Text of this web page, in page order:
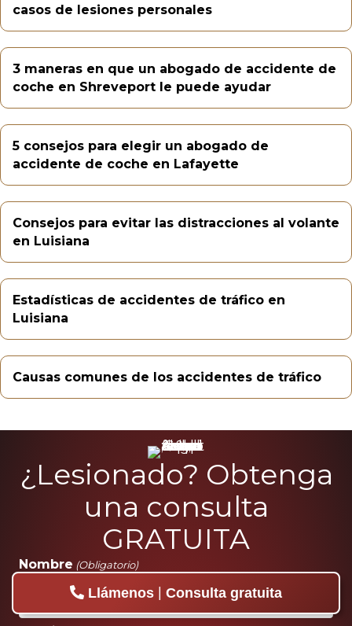
casos de lesiones personales
3 maneras en que un abogado de accidente de
coche en Shreveport le puede ayudar
5 consejos para elegir un abogado de
accidente de coche en Lafayette
Consejos para evitar las distracciones al volante
en Luisiana
Estadísticas de accidentes de tráfico en
Luisiana
Causas comunes de los accidentes de tráfico
¿Lesionado? Obtenga
una consulta
GRATUITA
Nombre (Obligatorio)
Llámenos Consulta gratuita